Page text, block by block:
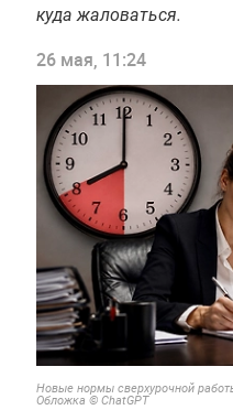
куда жаловаться.
26 мая, 11:24
Новые нормы сверхурочной
Обложка © ChatGPT